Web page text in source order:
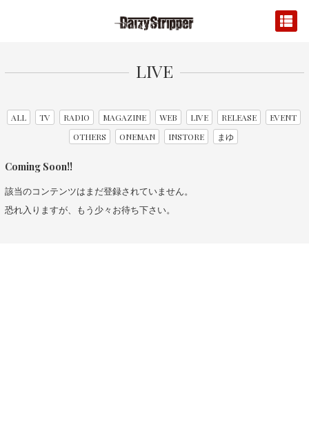
LIVE
ALL TV RADIO MAGAZINE WEB LIVE RELEASE
EVENT
OTHERS
ONEMAN INSTORE まゆ
Coming Soon!!
該当のコンテンツはまだ登録されていません。
恐れ入りますが、もう少々お待ち下さい。